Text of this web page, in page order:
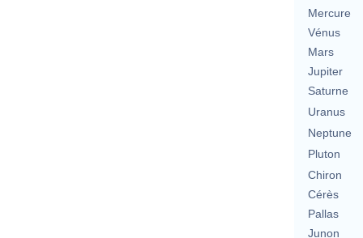
Mercure
Vénus
Mars
Jupiter
Saturne
Uranus
Neptune
Pluton
Chiron
Cérès
Pallas
Junon